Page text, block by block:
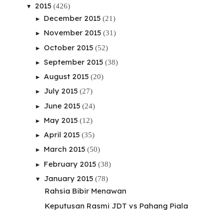
▼ 2015 (426)
► December 2015 (21)
► November 2015 (31)
► October 2015 (52)
► September 2015 (38)
► August 2015 (20)
► July 2015 (27)
► June 2015 (24)
► May 2015 (12)
► April 2015 (35)
► March 2015 (50)
► February 2015 (38)
▼ January 2015 (78)
Rahsia Bibir Menawan
Keputusan Rasmi JDT vs Pahang Piala